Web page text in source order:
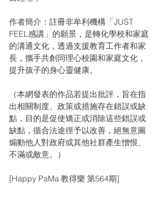
作者簡介：註冊非牟利機構「JUST
FEEL感講」的願景，是轉化學校和家庭
的溝通文化，透過支援教育工作者和家
長，攜手共創同理心校園和家庭文化，
提升孩子的身心靈健康。
（本網發表的作品若提出批評，旨在指
出相關制度、政策或措施存在錯誤或缺
點，目的是促使矯正或消除這些錯誤或
缺點，循合法途徑予以改善，絕無意圖
煽動他人對政府或其他社群產生憎恨、
不滿或敵意。）
[Happy PaMa 教得樂 第564期]